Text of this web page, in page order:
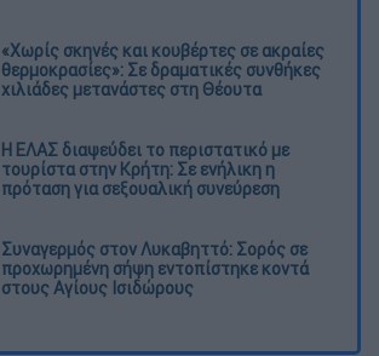
«Χωρίς σκηνές και κουβέρτες σε ακραίες
θερμοκρασίες»: Σε δραματικές συνθήκες
χιλιάδες μετανάστες στη Θέουτα
Η ΕΛΑΣ διαψεύδει το περιστατικό με
τουρίστα στην Κρήτη: Σε ενήλικη η
πρόταση για σεξουαλική συνεύρεση
Συναγερμός στον Λυκαβηττό: Σορός σε
προχωρημένη σήψη εντοπίστηκε κοντά
στους Αγίους Ισιδώρους